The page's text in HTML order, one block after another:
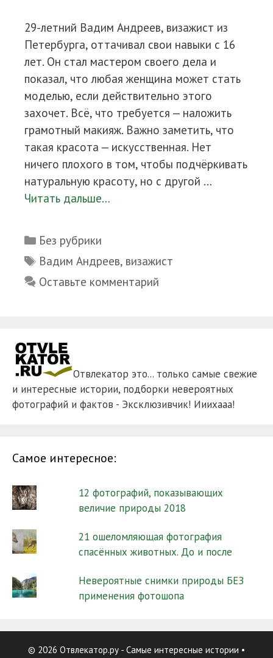
29-летний Вадим Андреев, визажист из
Петербурга, оттачивал свои навыки с 16
лет. Он стал мастером своего дела и
показал, что любая женщина может стать
моделью, если действительно этого
захочет. Всё, что требуется — наложить
грамотный макияж. Важно заметить, что
такая красота — искусственная. Нет
ничего плохого в том, чтобы подчёркивать
натуральную красоту, но с другой …
Читать дальше…
Рубрики
Без рубрики
Метки
Вадим Андреев, визажист
Оставьте комментарий
Отвлекатор это... только самые свежие
и интересные истории, подборки невероятных
фотографий и фактов - Эксклюзивчик! Ииихааа!
Самое интересное:
12 фотографий, показывающих
величие природы 2018
21 ошеломляющая фотография
спасённых животных. До и после
Невероятные снимки природы БЕЗ
применения фотошопа
© 2026 Отвлекатор.ру - Самые интересные истории •